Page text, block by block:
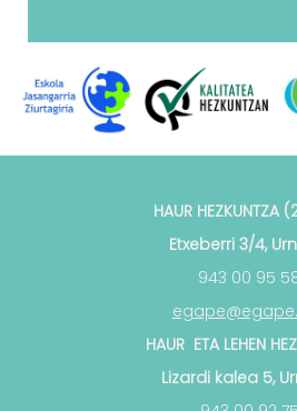
HAUR HEZKUNTZA
Etxeberri 3/4,
943 00 95
HAUR ETA LEHEN
Lizardi kalea 5,